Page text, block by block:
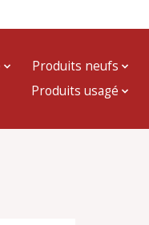
Produits neufs
Produits usagé